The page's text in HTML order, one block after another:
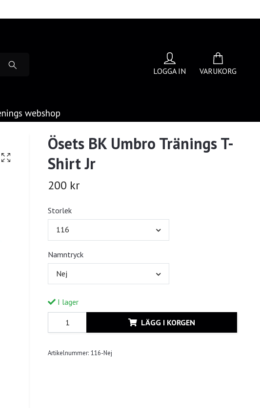
LOGGA IN VARUKORG
webshop
Ösets BK Umbro Tränings T-
Shirt Jr
200 kr
Storlek
116
Namntryck
Nej
I lager
LÄGG I KORGEN
Artikelnummer: 116-Nej